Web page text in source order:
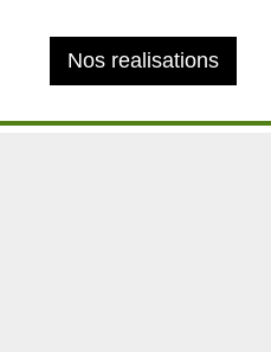
Nos realisations